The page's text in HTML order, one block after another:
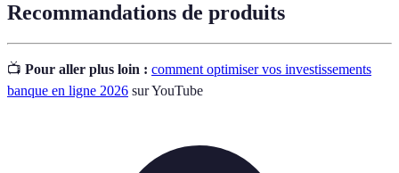
Recommandations de produits
📺 Pour aller plus loin : comment optimiser vos investissements
banque en ligne 2026 sur YouTube